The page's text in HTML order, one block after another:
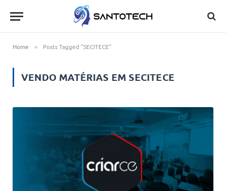
Home » Posts Tagged "SECITECE"
VENDO MATÉRIAS EM SECITECE